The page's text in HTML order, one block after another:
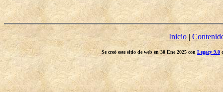
Inicio|
Se creó este sitio de web en 30 Ene 2025 con Legacy 9.0